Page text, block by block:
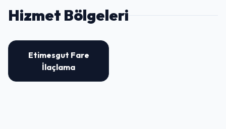
Hizmet Bölgeleri
Etimesgut Fare
İlaçlama